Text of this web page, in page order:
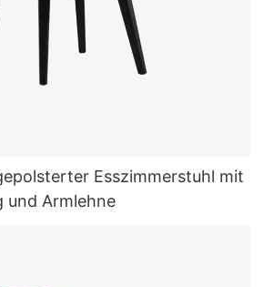
Esszimmerstuhl mit
und Armlehne